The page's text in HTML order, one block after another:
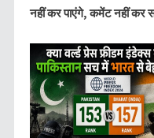
नहीं कर पाएंगे, कमेंट नहीं कर